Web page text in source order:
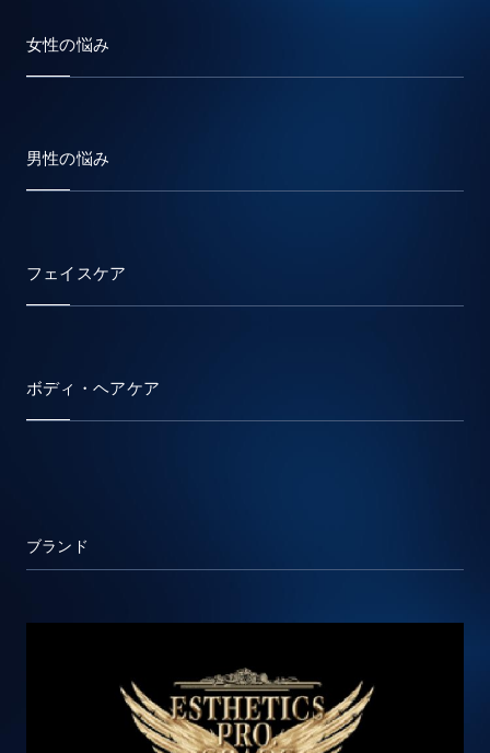
女性の悩み
男性の悩み
フェイスケア
ボディ・ヘアケア
ブランド